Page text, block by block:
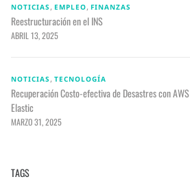
NOTICIAS , EMPLEO, FINANZAS
Reestructuración en el INS
ABRIL 13, 2025
NOTICIAS , TECNOLOGÍA
Recuperación Costo-efectiva de Desastres con AWS
Elastic
MARZO 31, 2025
TAGS